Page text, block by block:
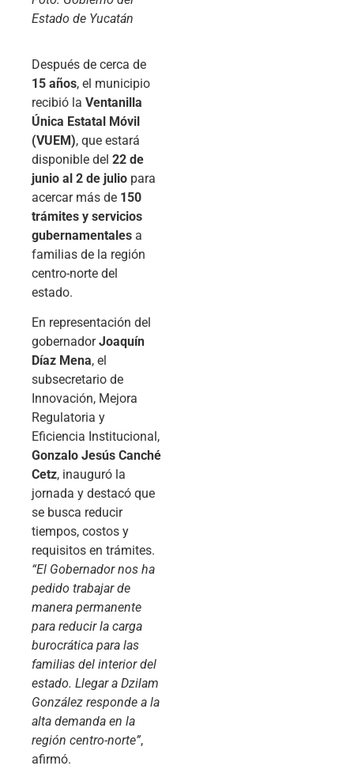
Estado de Yucatán
Después de cerca de
15 años, el municipio
recibió la Ventanilla
Única Estatal Móvil
(VUEM), que estará
disponible del 22 de
junio al 2 de julio para
acercar más de 150
trámites y servicios
gubernamentales a
familias de la región
centro-norte del
estado.
En representación del
gobernadorJoaquín
Díaz Mena, el
subsecretario de
Innovación, Mejora
Regulatoria y
Eficiencia Institucional,
Gonzalo Jesús Canché
Cetz, inauguró la
jornada y destacó que
se busca reducir
tiempos, costos y
requisitos en trámites.
“El Gobernador nos ha
pedido trabajar de
manera permanente
para reducir la carga
burocrática para las
familias del interior del
estado. Llegar a Dzilam
González responde a la
alta demanda en la
región centro-norte”,
afirmó.